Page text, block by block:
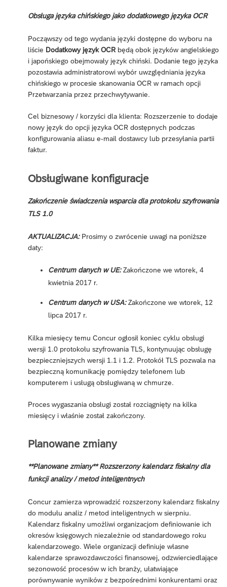
Obsługa języka chińskiego jako dodatkowego języka OCR
Począwszy od tego wydania języki dostępne do wyboru na
liście Dodatkowy język OCR będą obok języków angielskiego
i japońskiego obejmowały język chiński. Dodanie tego języka
pozostawia administratorowi wybór uwzględniania języka
chińskiego w procesie skanowania OCR w ramach opcji
Przetwarzania przez przechwytywanie.
Cel biznesowy / korzyści dla klienta: Rozszerzenie to dodaje
nowy język do opcji języka OCR dostępnych podczas
konfigurowania aliasu e-mail dostawcy lub przesyłania partii
faktur.
Obsługiwane konfiguracje
Zakończenie świadczenia wsparcia dla protokołu szyfrowania
TLS 1.0
AKTUALIZACJA: Prosimy o zwrócenie uwagi na poniższe
daty:
Centrum danych w UE:Zakończone we wtorek, 4
kwietnia 2017 r.
Centrum danych w USA:Zakończone we wtorek, 12
lipca 2017 r.
Kilka miesięcy temu Concur ogłosił koniec cyklu obsługi
wersji 1.0 protokołu szyfrowania TLS, kontynuując obsługę
bezpieczniejszych wersji 1.1 i 1.2. Protokół TLS pozwala na
bezpieczną komunikację pomiędzy telefonem lub
komputerem i usługą obsługiwaną w chmurze.
Proces wygaszania obsługi został rozciągnięty na kilka
miesięcy i właśnie został zakończony.
Planowane zmiany
**Planowane zmiany** Rozszerzony kalendarz fiskalny dla
funkcji analizy / metod inteligentnych
Concur zamierza wprowadzić rozszerzony kalendarz fiskalny
do modułu analiz / metod inteligentnych w sierpniu.
Kalendarz fiskalny umożliwi organizacjom definiowanie ich
okresów księgowych niezależnie od standardowego roku
kalendarzowego. Wiele organizacji definiuje własne
kalendarze sprawozdawczości finansowej, odzwierciedlające
sezonowość procesów w ich branży, ułatwiające
porównywanie wyników z bezpośrednimi konkurentami oraz